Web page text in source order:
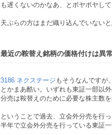
も遅くないのかなあ、とボヤボヤし
天ぷらの方はまだ織り込んでいないと
最近の鞍替え銘柄の価格付けは異
3186 ネクステージ もそうなんですが
とかまあ酷い。いずれも東証一部以
分売は鞍替えのために必要な株主数
ということで過去、立会外分売を行
半年で立会外分売を行っている東証